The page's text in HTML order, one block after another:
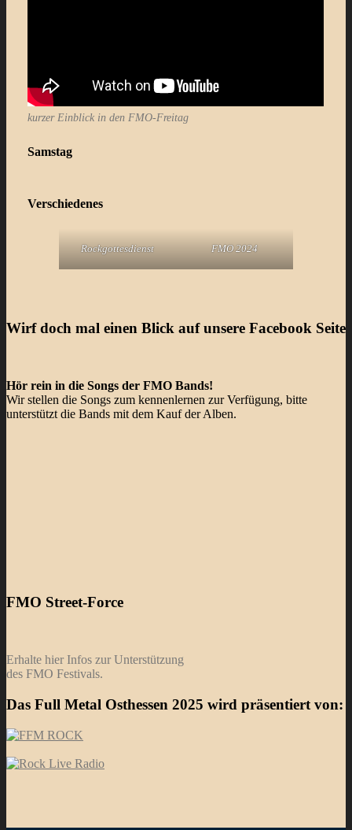
kurzer Einblick in den FMO-Freitag
Samstag
Verschiedenes
Rockgottesdienst FMO 2024
Wirf doch mal einen Blick auf unsere Facebook Seite
Hör rein in die Songs der FMO Bands!
Wir stellen die Songs zum kennenlernen zur Verfügung, bitte
unterstützt die Bands mit dem Kauf der Alben.
FMO Street-Force
Erhalte hier Infos zur Unterstützung
des FMO Festivals.
Das Full Metal Osthessen 2025 wird präsentiert von: